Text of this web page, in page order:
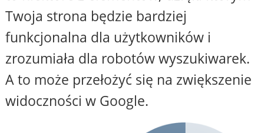
Twoja strona będzie bardziej
funkcjonalna dla użytkowników i
zrozumiała dla robotów wyszukiwarek.
A to może przełożyć się na zwiększenie
widoczności w Google.